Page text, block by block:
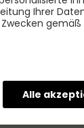
und